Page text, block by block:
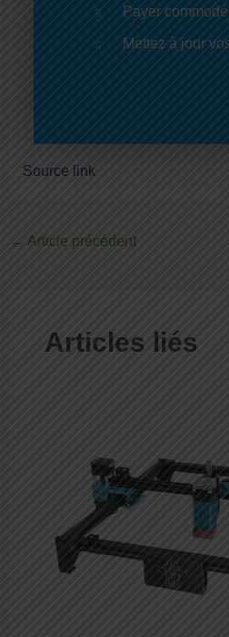
Payer
Mettez à jour
Source link
← Article précédent
Articles liés